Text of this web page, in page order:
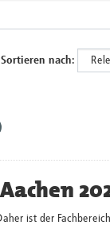
Sortieren nach
ist der